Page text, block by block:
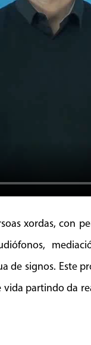
xordas, con
signos. Este
partindo da